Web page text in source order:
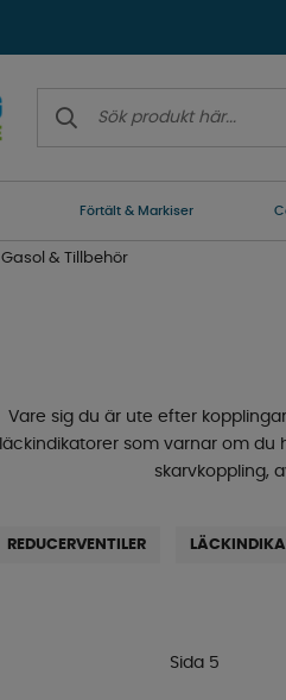
Förtält & Markiser
Gasol & Tillbehör
Vare sig du är ute efter
läckindikatorer som varnar om du
skarvkoppling,
REDUCERVENTILER
Sida 5